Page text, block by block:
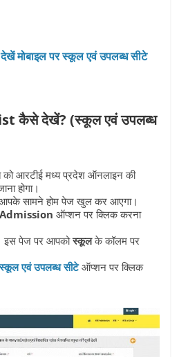
मोबाइल पर स्कूल एवं उपलब्ध सीटे
कैसे देखें? (स्कूल एवं उपलब्ध
आरटीई मध्य प्रदेश ऑनलाइन की
होगा।
आपके सामने होम पेज खुल कर आएगा।
Admission ऑप्‍शन पर क्लिक करना
इस पेज पर आपकोस्‍कूलके कॉलम पर
स्कूल एवं उपलब्ध सीटेऑप्शन पर क्लिक